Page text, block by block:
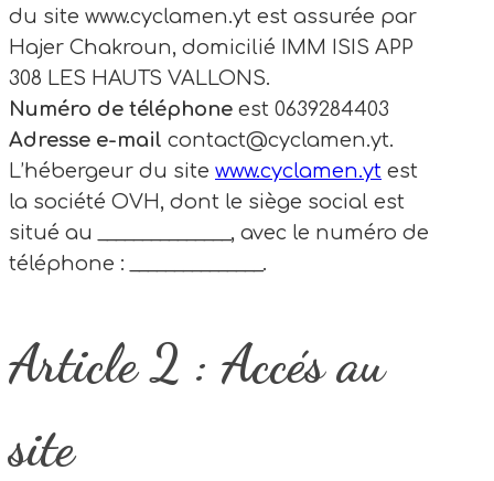
du site www.cyclamen.yt est assurée par
Hajer Chakroun, domicilié IMM ISIS APP
308 LES HAUTS VALLONS.
Numéro de téléphone est 0639284403
Adresse e-mail contact@cyclamen.yt.
L’hébergeur du site www.cyclamen.yt est
la société OVH, dont le siège social est
situé au _______________, avec le numéro de
téléphone : _______________.
Article 2 : Accés au
site